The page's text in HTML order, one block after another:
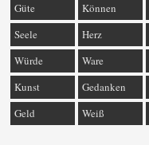
Güte
Können
Seele
Herz
Würde
Ware
Kunst
Gedanken
Geld
Weiß